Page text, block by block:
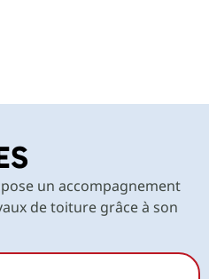
un accompagnement
de toiture grâce à son